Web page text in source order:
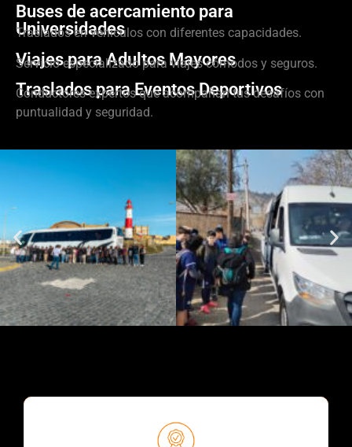
Buses de acercamiento para
Universidades
Traslados en vehículos con diferentes capacidades.
Viajes para Adultos Mayores
Servicio especializado para viajes cómodos y seguros.
Traslados para Eventos Deportivos
Conductores expertos que acompañan tus desafíos con
puntualidad y seguridad.